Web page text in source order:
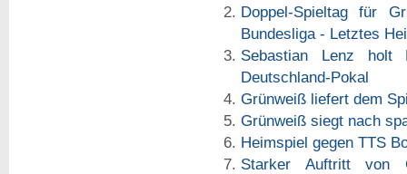
Doppel-Spieltag für
Bundesliga - Letztes
Sebastian Lenz holt
Deutschland-Pokal
Grünweiß liefert dem
Grünweiß siegt nach
Heimspiel gegen TTS
Starker Auftritt von